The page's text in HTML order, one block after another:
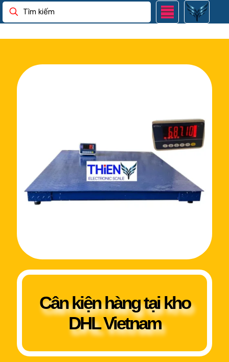
Cân kiện hàng tại kho
DHL Vietnam